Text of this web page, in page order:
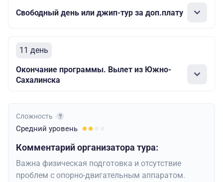
Свободный день или джип-тур за доп.плату
11 день
Окончание программы. Вылет из Южно-
Сахалинска
Сложность
Средний уровень
Комментарий организатора тура:
Важна физическая подготовка и отсутствие
проблем с опорно-двигательным аппаратом.